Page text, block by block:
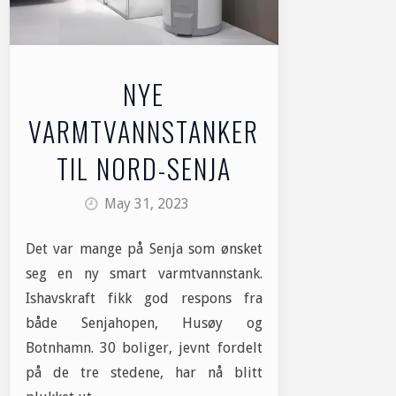
NYE
VARMTVANNSTANKER
TIL NORD-SENJA
May 31, 2023
Det var mange på Senja som ønsket
seg en ny smart varmtvannstank.
Ishavskraft fikk god respons fra
både Senjahopen, Husøy og
Botnhamn. 30 boliger, jevnt fordelt
på de tre stedene, har nå blitt